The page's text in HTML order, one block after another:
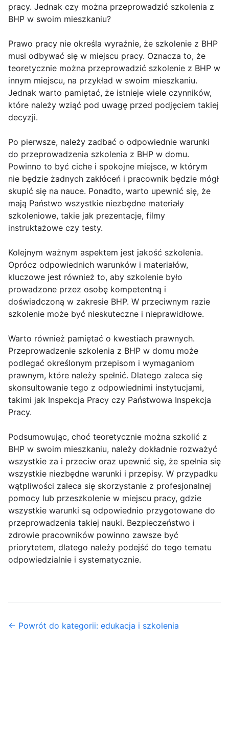
pracy. Jednak czy można przeprowadzić szkolenia z
BHP w swoim mieszkaniu?
Prawo pracy nie określa wyraźnie, że szkolenie z BHP
musi odbywać się w miejscu pracy. Oznacza to, że
teoretycznie można przeprowadzić szkolenie z BHP w
innym miejscu, na przykład w swoim mieszkaniu.
Jednak warto pamiętać, że istnieje wiele czynników,
które należy wziąć pod uwagę przed podjęciem takiej
decyzji.
Po pierwsze, należy zadbać o odpowiednie warunki
do przeprowadzenia szkolenia z BHP w domu.
Powinno to być ciche i spokojne miejsce, w którym
nie będzie żadnych zakłóceń i pracownik będzie mógł
skupić się na nauce. Ponadto, warto upewnić się, że
mają Państwo wszystkie niezbędne materiały
szkoleniowe, takie jak prezentacje, filmy
instruktażowe czy testy.
Kolejnym ważnym aspektem jest jakość szkolenia.
Oprócz odpowiednich warunków i materiałów,
kluczowe jest również to, aby szkolenie było
prowadzone przez osobę kompetentną i
doświadczoną w zakresie BHP. W przeciwnym razie
szkolenie może być nieskuteczne i nieprawidłowe.
Warto również pamiętać o kwestiach prawnych.
Przeprowadzenie szkolenia z BHP w domu może
podlegać określonym przepisom i wymaganiom
prawnym, które należy spełnić. Dlatego zaleca się
skonsultowanie tego z odpowiednimi instytucjami,
takimi jak Inspekcja Pracy czy Państwowa Inspekcja
Pracy.
Podsumowując, choć teoretycznie można szkolić z
BHP w swoim mieszkaniu, należy dokładnie rozważyć
wszystkie za i przeciw oraz upewnić się, że spełnia się
wszystkie niezbędne warunki i przepisy. W przypadku
wątpliwości zaleca się skorzystanie z profesjonalnej
pomocy lub przeszkolenie w miejscu pracy, gdzie
wszystkie warunki są odpowiednio przygotowane do
przeprowadzenia takiej nauki. Bezpieczeństwo i
zdrowie pracowników powinno zawsze być
priorytetem, dlatego należy podejść do tego tematu
odpowiedzialnie i systematycznie.
← Powrót do kategorii: edukacja i szkolenia